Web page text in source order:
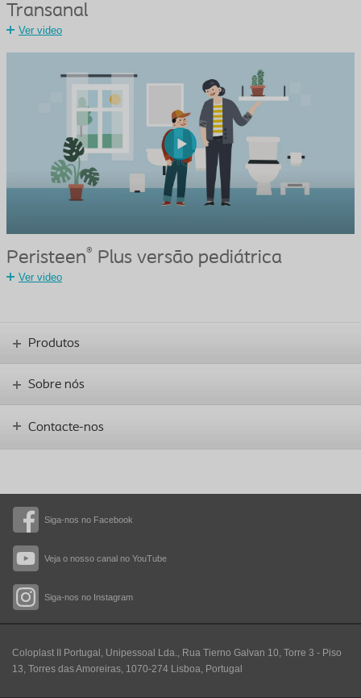
Transanal
Ver video
Peristeen® Plus versão pediátrica
Ver video
Siga-nos no Facebook
Veja o nosso canal no YouTube
Siga-nos no Instagram
Produtos
Sobre nós
Contacte-nos
Coloplast II Portugal, Unipessoal Lda., Rua Tierno Galvan 10, Torre 3 - Piso
13, Torres das Amoreiras, 1070-274 Lisboa, Portugal